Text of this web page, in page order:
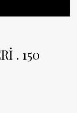
. 150